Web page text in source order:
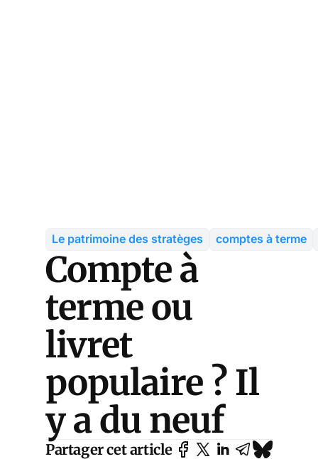
Le patrimoine des stratèges comptes à terme
Compte à
terme ou
livret
populaire ? Il
y a du neuf
Partager cet article